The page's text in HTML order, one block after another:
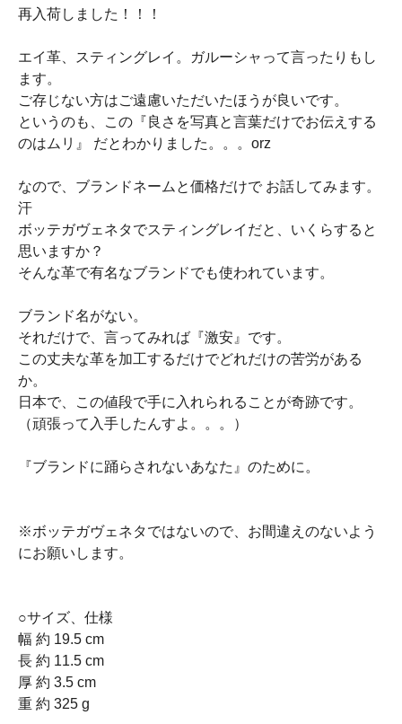
再入荷しました！！！
エイ革、スティングレイ。ガルーシャって言ったりもし
ます。
ご存じない方はご遠慮いただいたほうが良いです。
というのも、この『良さを写真と言葉だけでお伝えする
のはムリ』 だとわかりました。。。orz
なので、ブランドネームと価格だけで お話してみます。
汗
ボッテガヴェネタでスティングレイだと、いくらすると
思いますか？
そんな革で有名なブランドでも使われています。
ブランド名がない。
それだけで、言ってみれば『激安』です。
この丈夫な革を加工するだけでどれだけの苦労がある
か。
日本で、この値段で手に入れられることが奇跡です。
（頑張って入手したんすよ。。。）
『ブランドに踊らされないあなた』のために。
※ボッテガヴェネタではないので、お間違えのないよう
にお願いします。
○サイズ、仕様
幅 約 19.5 cm
長 約 11.5 cm
厚 約 3.5 cm
重 約 325 g